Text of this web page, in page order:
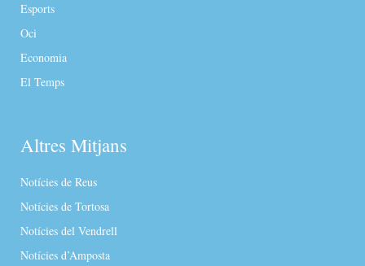
Esports
Oci
Economia
El Temps
Altres Mitjans
Notícies de Reus
Notícies de Tortosa
Notícies del Vendrell
Notícies d’Amposta